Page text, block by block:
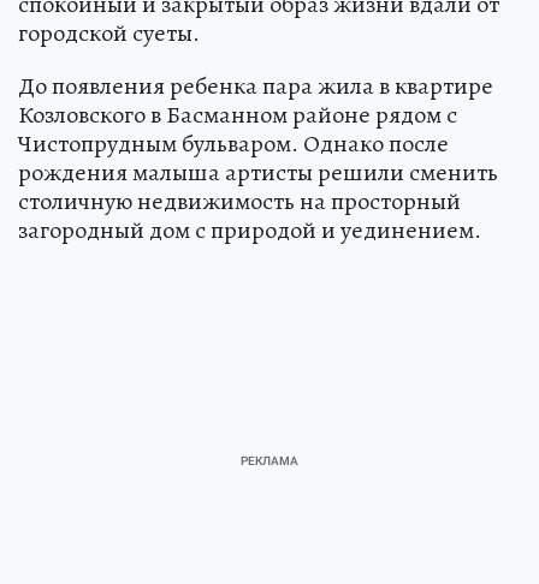
городской суеты.
До появления ребенка пара жила в квартире
Козловского в Басманном районе рядом с
Чистопрудным бульваром. Однако после
рождения малыша артисты решили сменить
столичную недвижимость на просторный
загородный дом с природой и уединением.